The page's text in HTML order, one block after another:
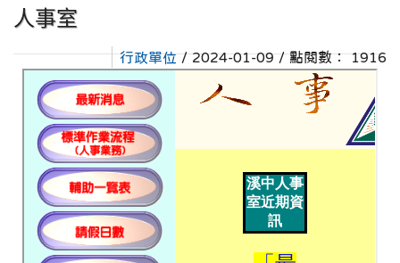
人事室
行政單位/ 2024-01-09 / 點閱數： 1916